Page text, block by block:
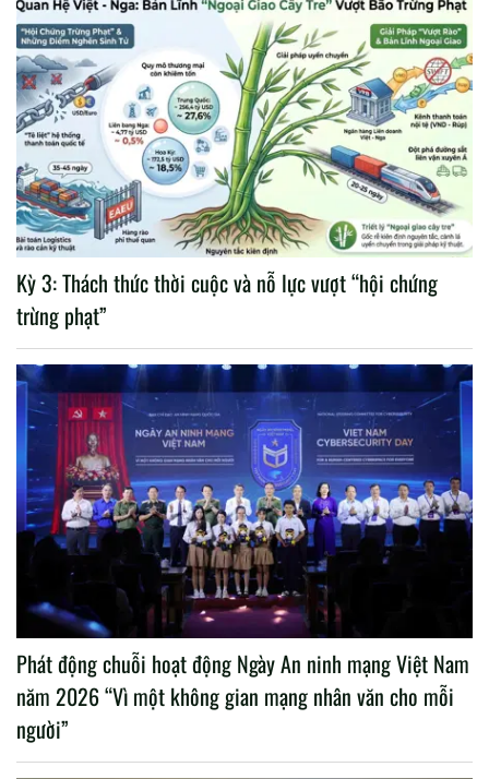
Kỳ 3: Thách thức thời cuộc và nỗ lực vượt “hội chứng
trừng phạt”
Phát động chuỗi hoạt động Ngày An ninh mạng Việt Nam
năm 2026 “Vì một không gian mạng nhân văn cho mỗi
người”